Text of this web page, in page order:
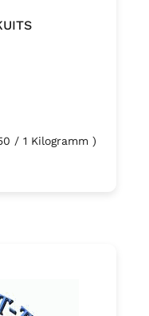
/ 1 Kilogramm )